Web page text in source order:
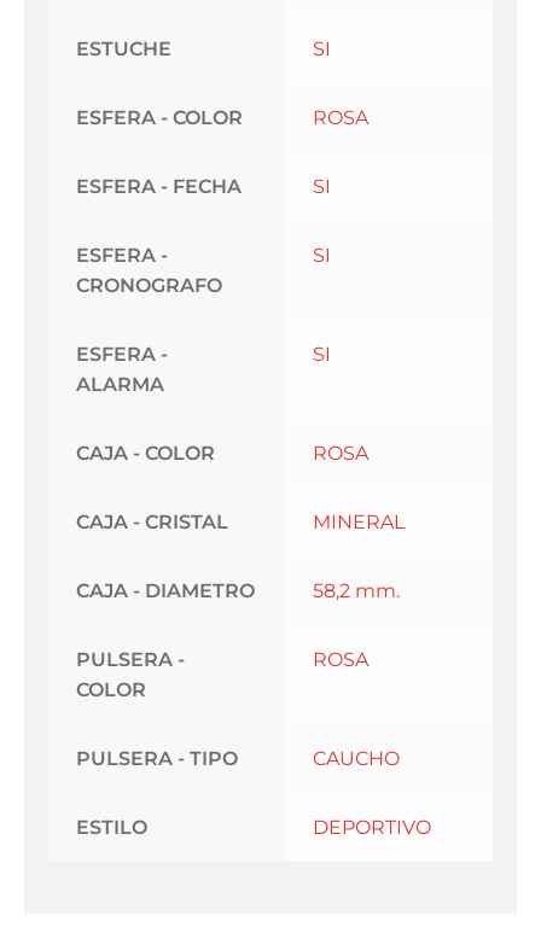
ESTUCHE SI
ESFERA - COLOR ROSA
ESFERA - FECHA SI
ESFERA -
CRONOGRAFO
SI
ESFERA -
ALARMA
SI
CAJA - COLOR ROSA
CAJA - CRISTAL MINERAL
CAJA - DIAMETRO 58,2 mm.
PULSERA -
COLOR
ROSA
PULSERA - TIPO CAUCHO
ESTILO DEPORTIVO